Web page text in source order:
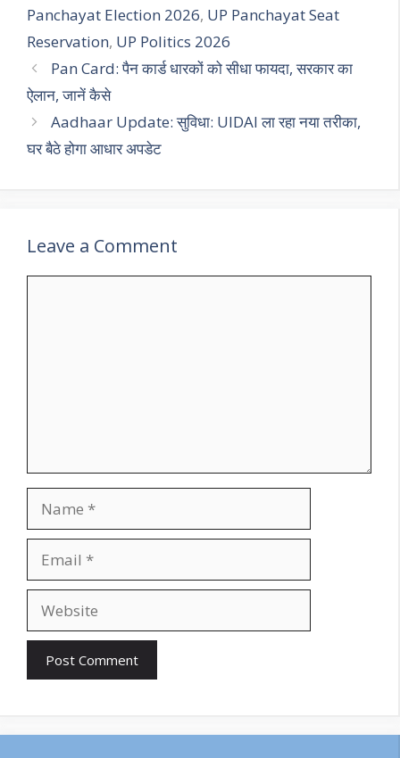
Panchayat Election 2026, UP Panchayat Seat
Reservation, UP Politics 2026
Pan Card: पैन कार्ड धारकों को सीधा फायदा, सरकार का
ऐलान, जानें कैसे
Aadhaar Update: सुविधा: UIDAI ला रहा नया तरीका,
घर बैठे होगा आधार अपडेट
Leave a Comment